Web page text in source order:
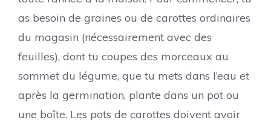
as besoin de graines ou de carottes ordinaires
du magasin (nécessairement avec des
feuilles), dont tu coupes des morceaux au
sommet du légume, que tu mets dans l’eau et
après la germination, plante dans un pot ou
une boîte. Les pots de carottes doivent avoir